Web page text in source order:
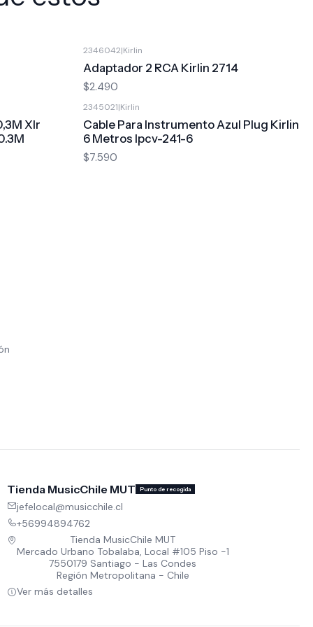
2346042|Kirlin
Adaptador 2 RCA Kirlin 2714
$2.490
Xlr
2345021|Kirlin
Cable Para Instrumento Azul Plug Kirlin
6 Metros Ipcv-241-6
$7.590
Tienda MusicChile MUT Punto de recogida
jefelocal@musicchile.cl
+56994894762
Tienda MusicChile MUT
Mercado Urbano Tobalaba, Local #105 Piso -1
7550179 Santiago - Las Condes
Región Metropolitana - Chile
Ver más detalles